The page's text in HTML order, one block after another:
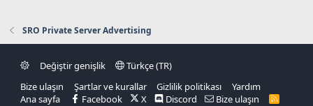
e
l
e
r
SRO Private Server Advertising
Değiştir genişlik
Türkçe (TR)
Bize ulaşın
Şartlar ve kurallar Gizlilik politikası
Yardım
Ana sayfa
Facebook X Discord Bize ulaşın
R